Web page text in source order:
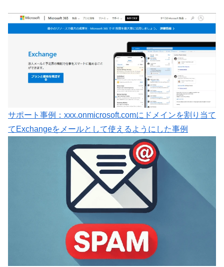
サポート事例：xxx.onmicrosoft.comにドメインを割り当て
てExchangeをメールとして使えるようにした事例